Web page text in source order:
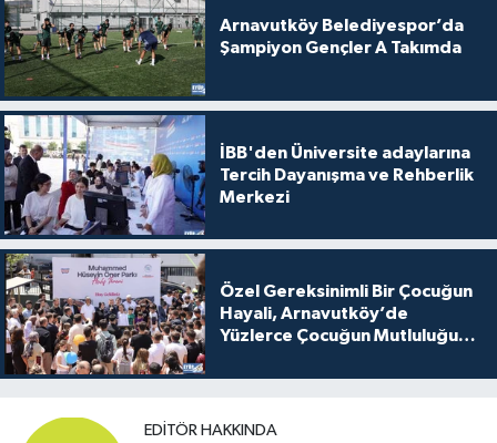
Arnavutköy Belediyespor’da
Şampiyon Gençler A Takımda
İBB'den Üniversite adaylarına
Tercih Dayanışma ve Rehberlik
Merkezi
Özel Gereksinimli Bir Çocuğun
Hayali, Arnavutköy’de
Yüzlerce Çocuğun Mutluluğu
EDITÖR HAKKINDA